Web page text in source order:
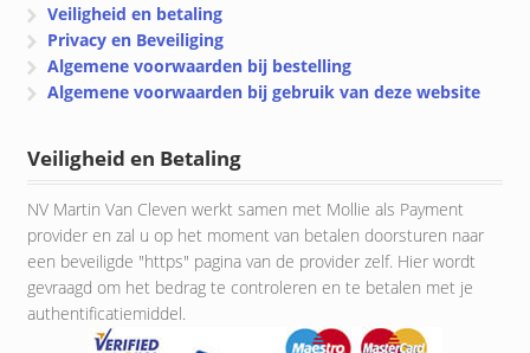
Veiligheid en betaling
Privacy en Beveiliging
Algemene voorwaarden bij bestelling
Algemene voorwaarden bij gebruik van deze website
Veiligheid en Betaling
NV Martin Van Cleven werkt samen met Mollie als Payment
provider en zal u op het moment van betalen doorsturen naar
een beveiligde "https" pagina van de provider zelf. Hier wordt
gevraagd om het bedrag te controleren en te betalen met je
authentificatiemiddel.